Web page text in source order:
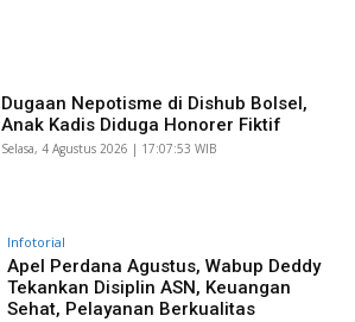
Dugaan Nepotisme di Dishub Bolsel,
Anak Kadis Diduga Honorer Fiktif
Selasa, 4 Agustus 2026 | 17:07:53 WIB
Infotorial
Apel Perdana Agustus, Wabup Deddy
Tekankan Disiplin ASN, Keuangan
Sehat, Pelayanan Berkualitas